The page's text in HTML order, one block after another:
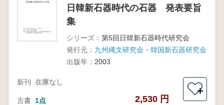
日韓新石器時代の石器 発表要旨
集
シリーズ： 第5回日韓新石器時代研究会
発行元： 九州縄文研究会・韓国新石器研究会
出版年： 2003
新刊 在庫なし
古書 1点 2,530 円
＋